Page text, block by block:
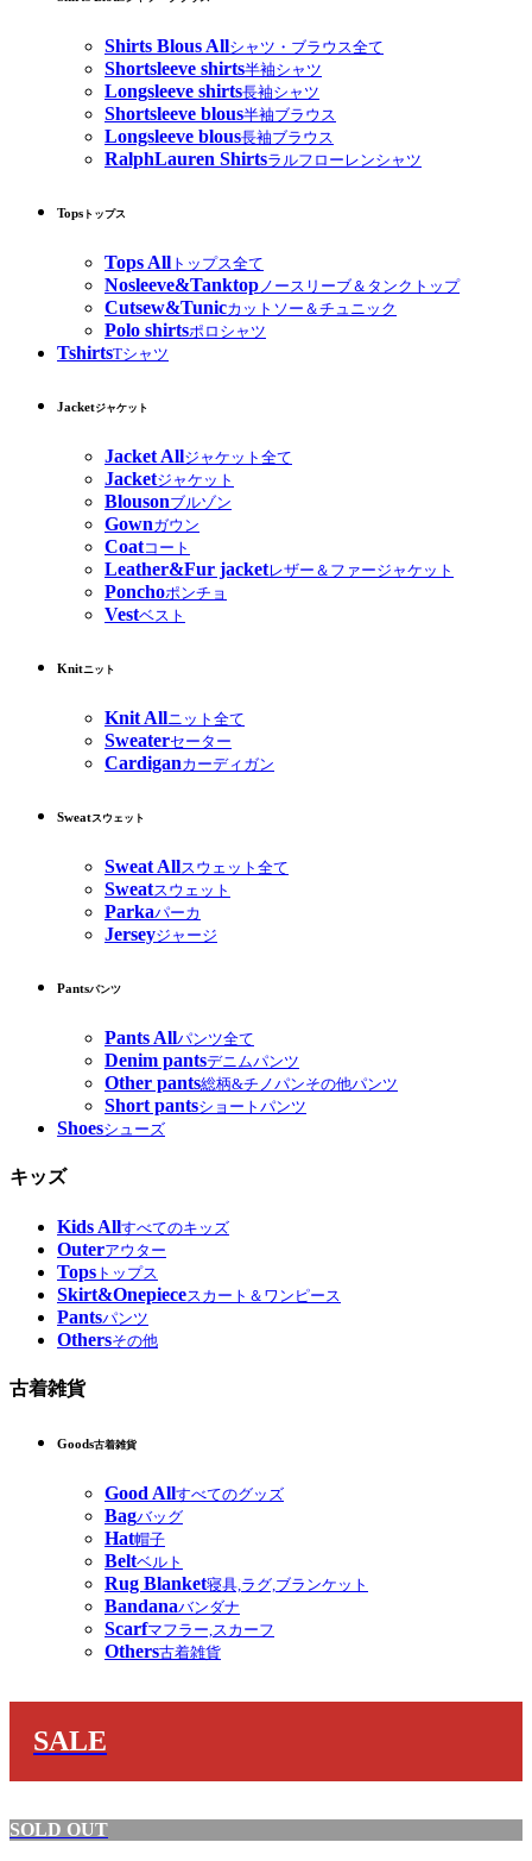
Shirts Blous Allシャツ・ブラウス全て
Shortsleeve shirts半袖シャツ
Longsleeve shirts長袖シャツ
Shortsleeve blous半袖ブラウス
Longsleeve blous長袖ブラウス
RalphLauren Shirtsラルフローレンシャツ
Tops トップス
Tops All トップス全て
Nosleeve&Tanktopノースリーブ＆タンクトップ
Cutsew&Tunicカットソー＆チュニック
Polo shirtsポロシャツ
TshirtsTシャツ
Jacketジャケット
Jacket Allジャケット全て
Jacketジャケット
Blousonブルゾン
Gownガウン
Coatコート
Leather&Fur jacketレザー＆ファージャケット
Ponchoポンチョ
Vestベスト
Knitニット
Knit Allニット全て
Sweaterセーター
Cardiganカーディガン
Sweatスウェット
Sweat Allスウェット全て
Sweatスウェット
Parkaパーカ
Jerseyジャージ
Pantsパンツ
Pants Allパンツ全て
Denim pantsデニムパンツ
Other pants総柄&チノパンその他パンツ
Short pantsショートパンツ
Shoesシューズ
キッズ
Kids Allすべてのキッズ
Outerアウター
Tops トップス
Skirt&Onepieceスカート＆ワンピース
Pantsパンツ
Othersその他
古着雑貨
Goods古着雑貨
Good Allすべてのグッズ
Bagバッグ
Hat帽子
Beltベルト
Rug Blanket寝具,ラグ,ブランケット
Bandanaバンダナ
Scarfマフラー,スカーフ
Others古着雑貨
SALE
SOLD OUT